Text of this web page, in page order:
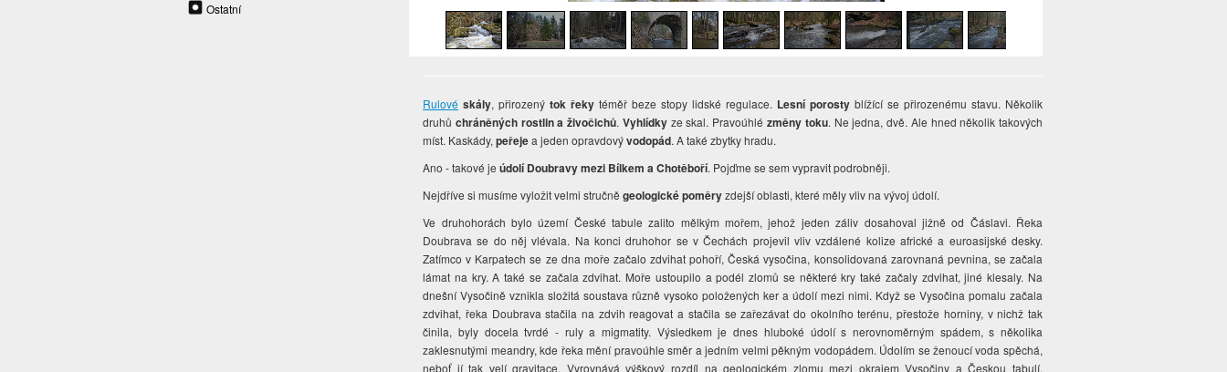
Ostatní
Rulové skály, přirozenýtok řeky téměř beze stopy lidské regulace. Lesní porosty blížící se přirozenému stavu. Několik
druhů chráněných rostlin a živočichů. Vyhlídkyze skal. Pravoúhlé změny toku. Ne jedna, dvě. Ale hned několik takových
míst. Kaskády,peřejea jeden opravdovývodopád. A také zbytky hradu.
Ano - takové jeúdolí Doubravy mezi Bílkem a Chotěboří. Pojďme se sem vypravit podrobněji.
Nejdříve si musíme vyložit velmi stručněgeologické poměryzdejší oblasti, které měly vliv na vývoj údolí.
Ve druhohorách bylo území České tabule zalito mělkým mořem, jehož jeden záliv dosahoval jižně od Čáslavi. Řeka
Doubrava se do něj vlévala. Na konci druhohor se v Čechách projevil vliv vzdálené kolize africké a euroasijské desky.
Zatímco v Karpatech se ze dna moře začalo zdvihat pohoří, Česká vysočina, konsolidovaná zarovnaná pevnina, se začala
lámat na kry. A také se začala zdvihat. Moře ustoupilo a podél zlomů se některé kry také začaly zdvihat, jiné klesaly. Na
dnešní Vysočině vznikla složitá soustava různě vysoko položených ker a údolí mezi nimi. Když se Vysočina pomalu začala
zdvihat, řeka Doubrava stačila na zdvih reagovat a stačila se zařezávat do okolního terénu, přestože horniny, v nichž tak
činila, byly docela tvrdé - ruly a migmatity. Výsledkem je dnes hluboké údolí s nerovnoměrným spádem, s několika
zaklesnutými meandry, kde řeka mění pravoúhle směr a jedním velmi pěkným vodopádem. Údolím se ženoucí voda spěchá,
neboť jí tak velí gravitace. Vyrovnává výškový rozdíl na geologickém zlomu mezi okrajem Vysočiny a Českou tabulí,